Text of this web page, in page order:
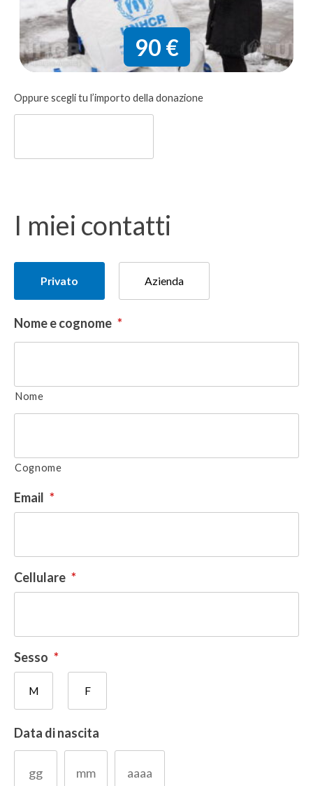
90 €
Donazione
libera
Oppure scegli tu l’importo della donazione
I miei contatti
donatore
Privato Azienda
Nome e cognome *
Nome
Cognome
Email *
Cellulare *
Sesso *
M F
Data di nascita